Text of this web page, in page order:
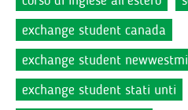
exchange student canada
exchange student
exchange student stati unti